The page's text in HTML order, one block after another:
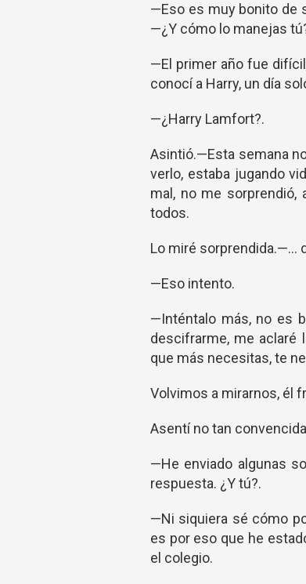
—Eso es muy bonito de
—¿Y cómo lo manejas
—El primer año fue
conocí a Harry, un día
—¿Harry Lamfort?.
Asintió.—Esta semana
verlo, estaba jugando
mal, no me
todos.
Lo miré sorprendida.—...
—Eso intento.
—Inténtalo más, no es
descifrarme, me aclaré
que más necesitas, te
Volvimos a mirarnos, él
Asentí no tan
—He enviado algunas
respuesta. ¿Y tú?.
—Ni siquiera sé cómo
es por eso que he
el colegio.